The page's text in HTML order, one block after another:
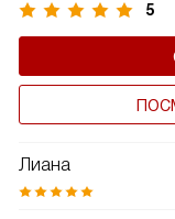
5
Лиана